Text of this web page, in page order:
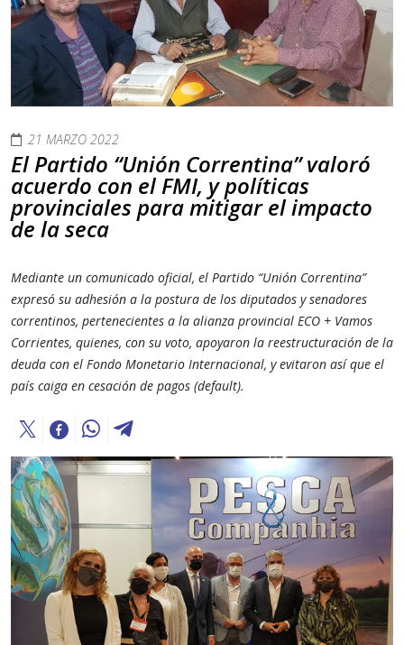
21 MARZO 2022
El Partido “Unión Correntina” valoró
acuerdo con el FMI, y políticas
provinciales para mitigar el impacto
de la seca
Mediante un comunicado oficial, el Partido “Unión Correntina”
expresó su adhesión a la postura de los diputados y senadores
correntinos, pertenecientes a la alianza provincial ECO + Vamos
Corrientes, quienes, con su voto, apoyaron la reestructuración de la
deuda con el Fondo Monetario Internacional, y evitaron así que el
país caiga en cesación de pagos (default).